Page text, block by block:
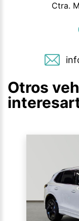
Ctra.
Otros